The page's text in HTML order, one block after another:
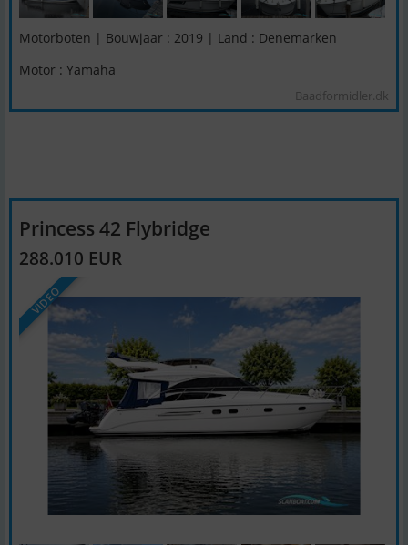
Motorboten | Bouwjaar : 2019 | Land : Denemarken
Motor : Yamaha
Baadformidler.dk
Princess 42 Flybridge
288.010 EUR
VIDEO